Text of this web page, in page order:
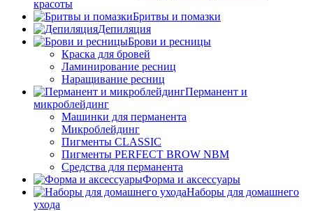
красоты
Бритвы и помазки
Депиляция
Брови и ресницы
Краска для бровей
Ламинирование ресниц
Наращивание ресниц
Перманент и
микроблейдинг
Машинки для перманента
Микроблейдинг
Пигменты CLASSIC
Пигменты PERFECT BROW NBM
Средства для перманента
Форма и аксессуары
Наборы для домашнего
ухода